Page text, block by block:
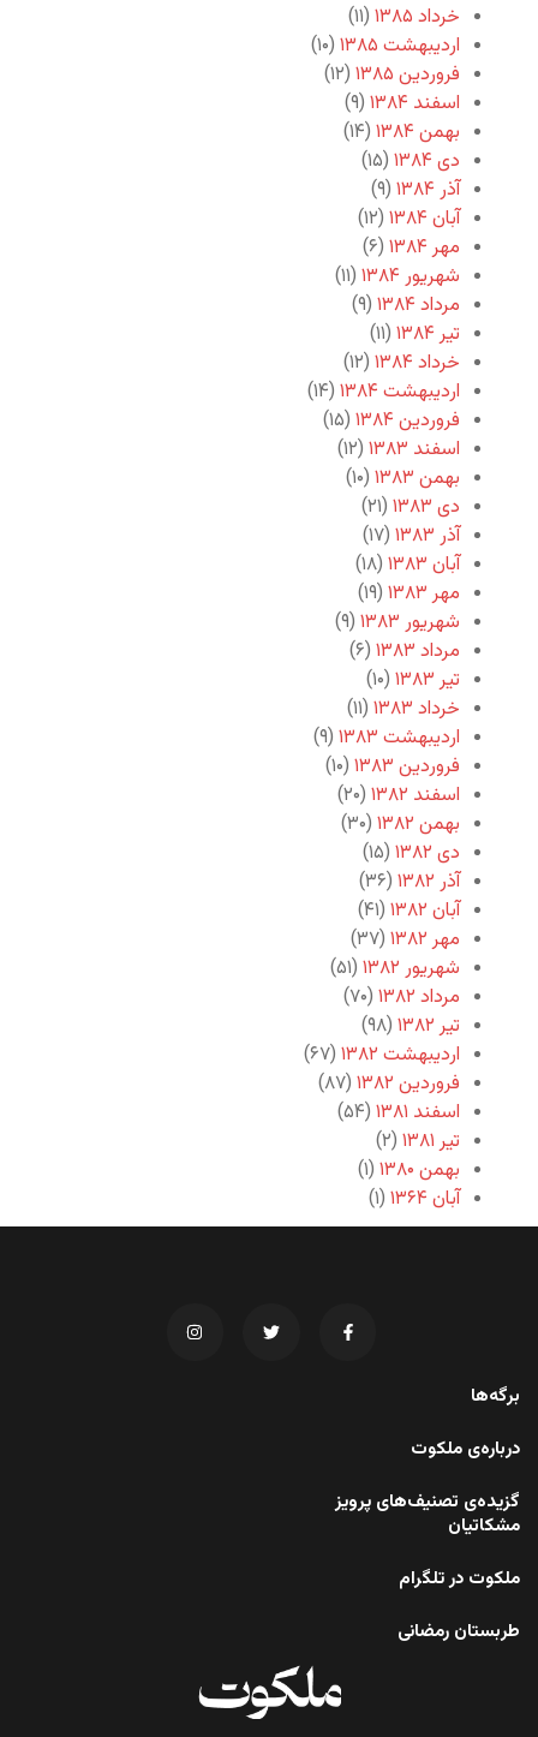
خرداد ۱۳۸۵
(۱۱)
اردیبهشت ۱۳۸۵
(۱۰)
فروردین ۱۳۸۵
(۱۲)
اسفند ۱۳۸۴
(۹)
بهمن ۱۳۸۴
(۱۴)
دی ۱۳۸۴
(۱۵)
آذر ۱۳۸۴
(۹)
آبان ۱۳۸۴
(۱۲)
مهر ۱۳۸۴
(۶)
شهریور ۱۳۸۴
(۱۱)
مرداد ۱۳۸۴
(۹)
تیر ۱۳۸۴
(۱۱)
خرداد ۱۳۸۴
(۱۲)
اردیبهشت ۱۳۸۴
(۱۴)
فروردین ۱۳۸۴
(۱۵)
اسفند ۱۳۸۳
(۱۲)
بهمن ۱۳۸۳
(۱۰)
دی ۱۳۸۳
(۲۱)
آذر ۱۳۸۳
(۱۷)
آبان ۱۳۸۳
(۱۸)
مهر ۱۳۸۳
(۱۹)
شهریور ۱۳۸۳
(۹)
مرداد ۱۳۸۳
(۶)
تیر ۱۳۸۳
(۱۰)
خرداد ۱۳۸۳
(۱۱)
اردیبهشت ۱۳۸۳
(۹)
فروردین ۱۳۸۳
(۱۰)
اسفند ۱۳۸۲
(۲۰)
بهمن ۱۳۸۲
(۳۰)
دی ۱۳۸۲
(۱۵)
آذر ۱۳۸۲
(۳۶)
آبان ۱۳۸۲
(۴۱)
مهر ۱۳۸۲
(۳۷)
شهریور ۱۳۸۲
(۵۱)
مرداد ۱۳۸۲
(۷۰)
تیر ۱۳۸۲
(۹۸)
اردیبهشت ۱۳۸۲
(۶۷)
فروردین ۱۳۸۲
(۸۷)
اسفند ۱۳۸۱
(۵۴)
تیر ۱۳۸۱
(۲)
بهمن ۱۳۸۰
(۱)
آبان ۱۳۶۴
(۱)
برگه‌ها
درباره‌ی ملکوت
گزیده‌ی تصنیف‌های پرویز
مشکاتیان
ملکوت در تلگرام
طربستان رمضانی